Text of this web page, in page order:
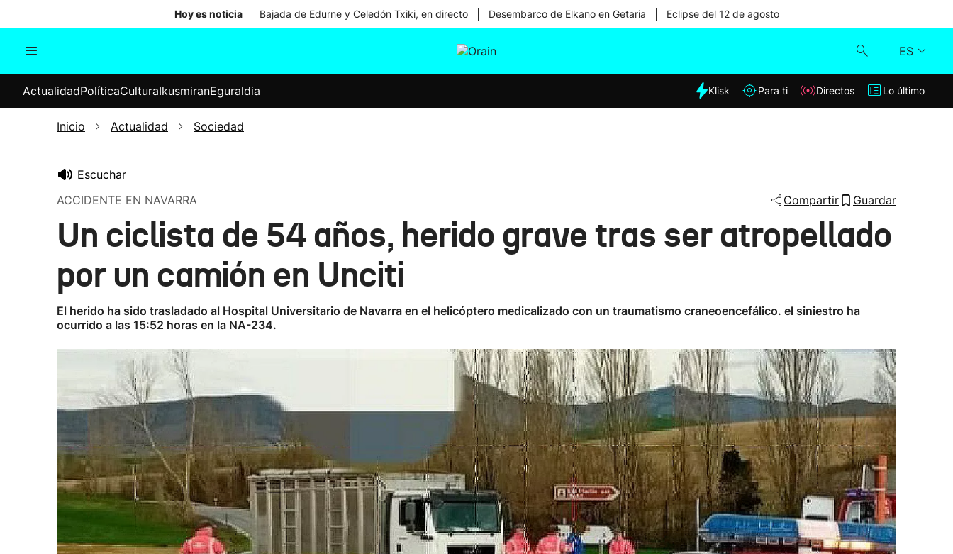
Hoy es noticia Bajada de Edurne y Celedón Txiki, en directo Desembarco de Elkano en Getaria Eclipse del 12 de agosto
ES
Internacional
Elecciones
Klisk
Lo último
ActualidadPolíticaCulturaIkusmiranEguraldia Klisk Para ti Directos Lo último
Inicio Actualidad Sociedad
Escuchar
ACCIDENTE EN NAVARRA
Compartir Guardar
Un ciclista de 54 años, herido grave tras ser atropellado
por un camión en Unciti
El herido ha sido trasladado al Hospital Universitario de Navarra en el helicóptero medicalizado con un traumatismo craneoencefálico. el siniestro ha
ocurrido a las 15:52 horas en la NA-234.